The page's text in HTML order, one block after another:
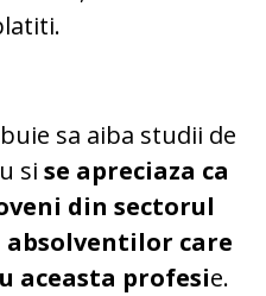
sa aiba studii de
si se apreciaza ca
din sectorul
care
aceasta profesie.